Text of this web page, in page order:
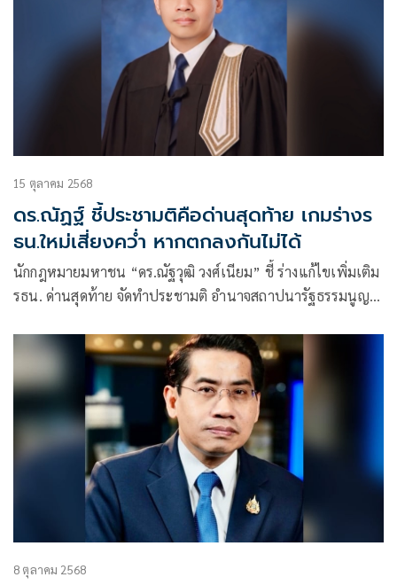
15 ตุลาคม 2568
ดร.ณัฏฐ์ ชี้ประชามติคือด่านสุดท้าย เกมร่างร
ธน.ใหม่เสี่ยงคว่ำ หากตกลงกันไม่ได้
นักกฎหมายมหาชน “ดร.ณัฐวุฒิ วงศ์เนียม” ชี้ ร่างแก้ไขเพิ่มเติม
รธน. ด่านสุดท้าย จัดทำประชามติ อำนาจสถาปนารัฐธรรมนูญ
วาระ 2-3 หากตกลงกันไม่ได้ อาจถูกคว่ำร่างตกไป
8 ตุลาคม 2568